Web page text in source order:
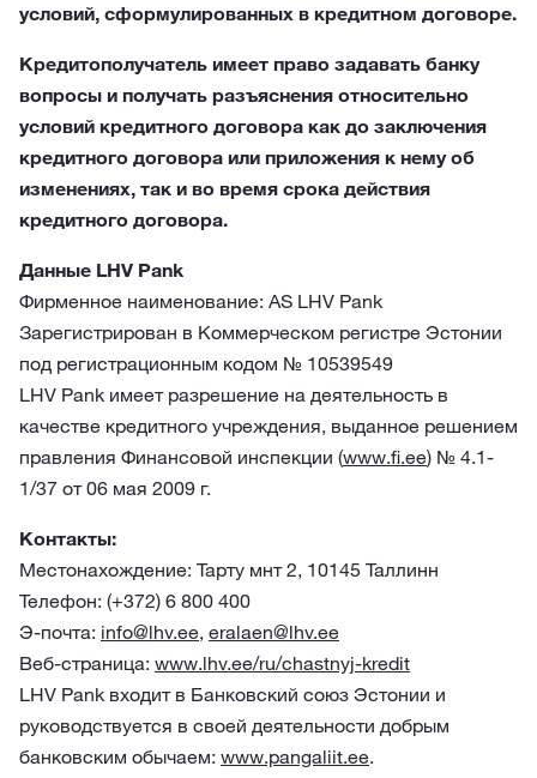
условий, сформулированных в кредитном договоре.
Кредитополучатель имеет право задавать банку
вопросы и получать разъяснения относительно
условий кредитного договора как до заключения
кредитного договора или приложения к нему об
изменениях, так и во время срока действия
кредитного договора.
Данные LHV Pank
Фирменное наименование: AS LHV Pank
Зарегистрирован в Коммерческом регистре Эстонии
под регистрационным кодом № 10539549
LHV Pank имеет разрешение на деятельность в
качестве кредитного учреждения, выданное решением
правления Финансовой инспекции (www.fi.ee) № 4.1-
1/37 от 06 мая 2009 г.
Контакты:
Местонахождение: Тарту мнт 2, 10145 Таллинн
Телефон: (+372) 6 800 400
Э-почта: info@lhv.ee, eralaen@lhv.ee
Веб-страница: www.lhv.ee/ru/chastnyj-kredit
LHV Pank входит в Банковский союз Эстонии и
руководствуется в своей деятельности добрым
банковским обычаем: www.pangaliit.ee.